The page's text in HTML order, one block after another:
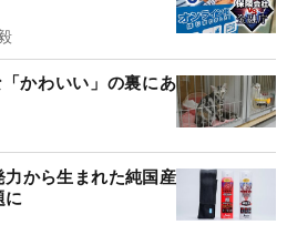
かわいい」の裏にあ
から生まれた純国産
に